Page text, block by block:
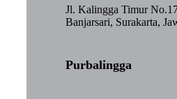
Jl. Kalingga Timur
Banjarsari, Surakarta,
Purbalingga